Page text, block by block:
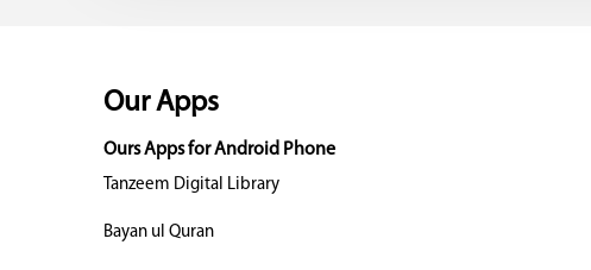
Our Apps
Ours Apps for Android Phone
Tanzeem Digital Library
Bayan ul Quran